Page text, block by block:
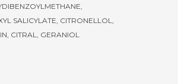
SALICYLATE, CITRONELLOL,
CITRAL, GERANIOL